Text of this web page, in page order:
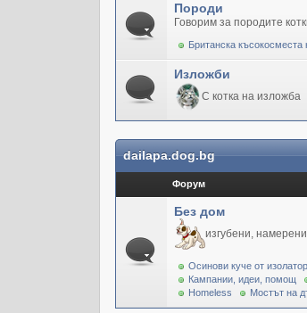
Породи
Говорим за породите
Британска късокосместа
Изложби
С котка на изложба
dailapa.dog.bg
Форум
Без дом
изгубени,
Осинови куче от изолатор
Кампании, идеи, помощ
Homeless
Мостът на